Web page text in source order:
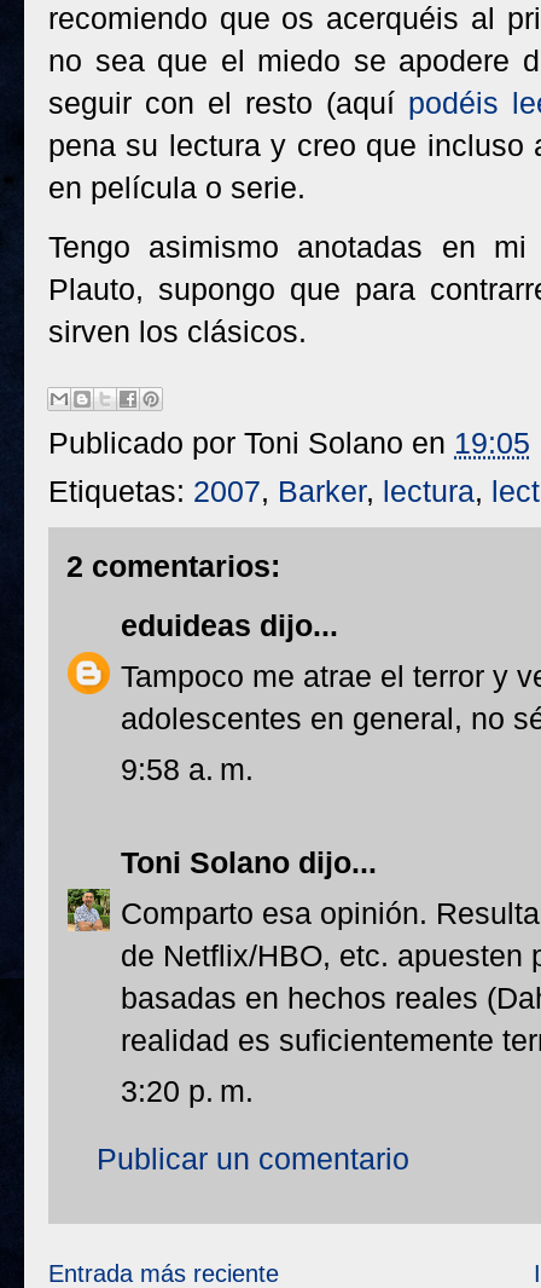
recomiendo que os acerquéis al
no sea que el miedo se apodere
seguir con el resto (aquí podéis
pena su lectura y creo que
en película o serie.
Tengo asimismo anotadas en
Plauto, supongo que para
sirven los clásicos.
Publicado por Toni Solano en 19:05
Etiquetas: 2007, Barker, lectura,
2 comentarios:
eduideas dijo...
Tampoco me atrae el terror y
adolescentes en general, no
9:58 a. m.
Toni Solano dijo...
Comparto esa opinión.
de Netflix/HBO, etc. apuesten
basadas en hechos reales
realidad es suficientemente
3:20 p. m.
Publicar un comentario
Entrada más reciente